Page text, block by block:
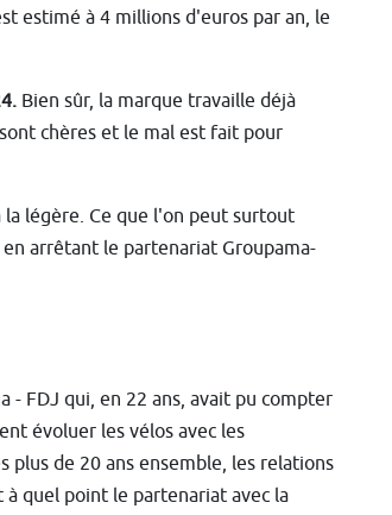
estimé à 4 millions d'euros par an, le
Bien sûr, la marque travaille déjà
chères et le mal est fait pour
la légère. Ce que l'on peut surtout
arrêtant le partenariat Groupama-
- FDJ qui, en 22 ans, avait pu compter
évoluer les vélos avec les
plus de 20 ans ensemble, les relations
quel point le partenariat avec la